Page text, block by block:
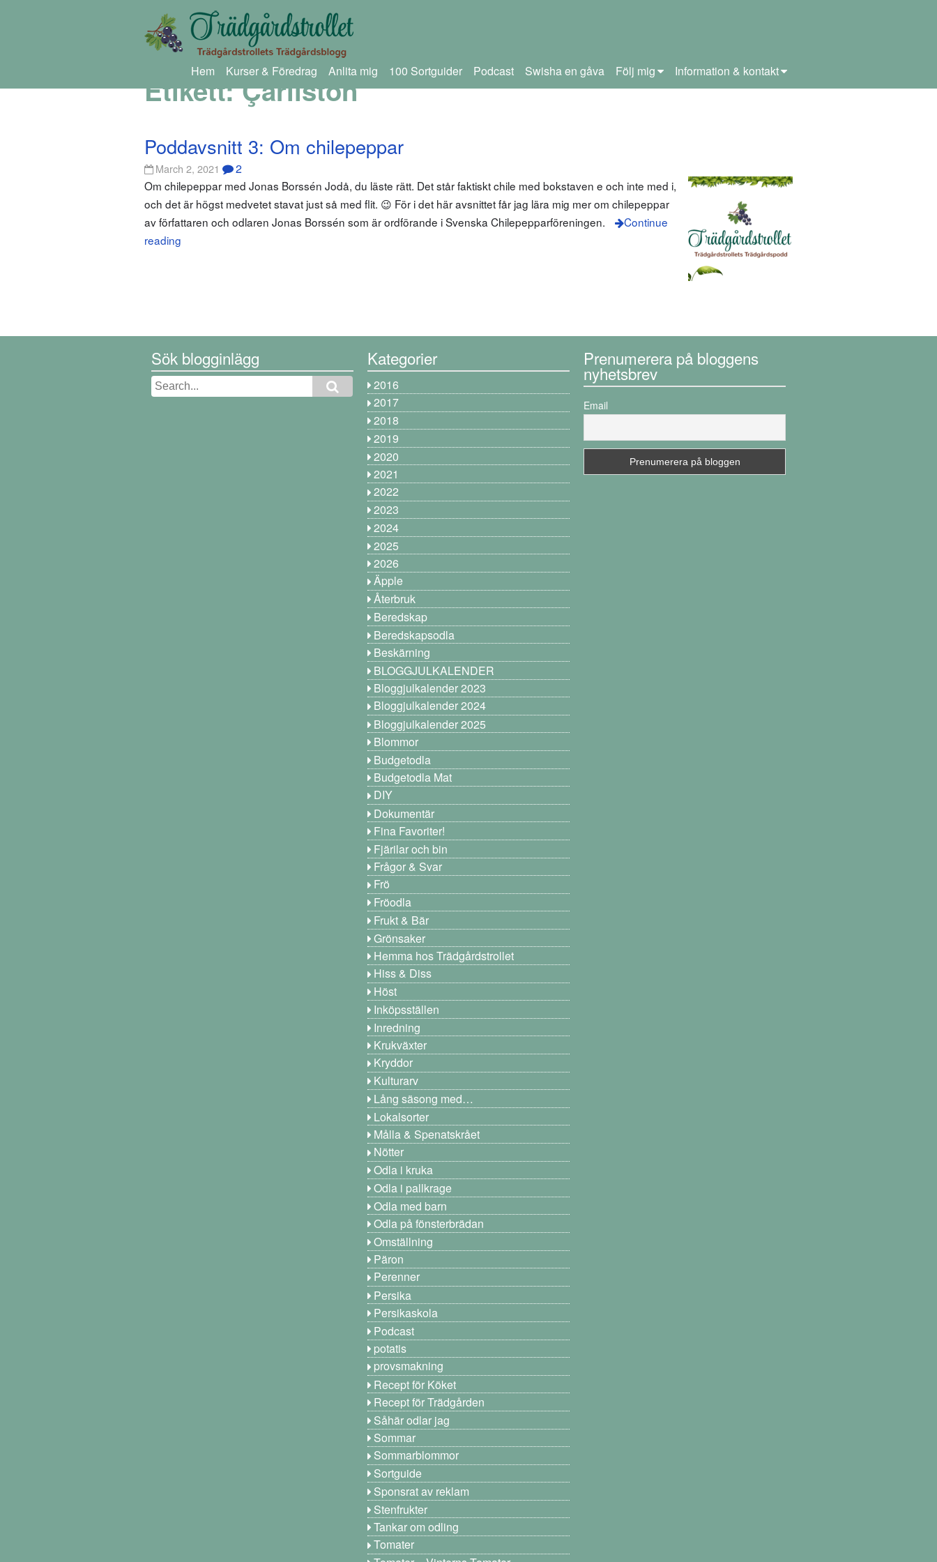
Hem Kurser & Föredrag Anlita mig 100 Sortguider Podcast Swisha en gåva Följ mig Information & kontakt
Etikett:Çarliston
Poddavsnitt 3: Om chilepeppar
March 2, 2021 2
Om chilepeppar med Jonas Borssén Jodå, du läste rätt. Det står faktiskt chile med bokstaven e och inte med i,
och det är högst medvetet stavat just så med flit. 😉 För i det här avsnittet får jag lära mig mer om chilepeppar
av författaren och odlaren Jonas Borssén som är ordförande i Svenska Chilepepparföreningen.
Continue
reading
Sök blogginlägg Kategorier
2016
2017
2018
2019
2020
2021
2022
2023
2024
2025
2026
Äpple
Återbruk
Beredskap
Beredskapsodla
Beskärning
BLOGGJULKALENDER
Bloggjulkalender 2023
Bloggjulkalender 2024
Bloggjulkalender 2025
Blommor
Budgetodla
Budgetodla Mat
DIY
Dokumentär
Fina Favoriter!
Fjärilar och bin
Frågor & Svar
Frö
Fröodla
Frukt & Bär
Grönsaker
Hemma hos Trädgårdstrollet
Hiss & Diss
Höst
Inköpsställen
Inredning
Krukväxter
Kryddor
Kulturarv
Lång säsong med…
Lokalsorter
Målla & Spenatskrået
Nötter
Odla i kruka
Odla i pallkrage
Odla med barn
Odla på fönsterbrädan
Omställning
Päron
Perenner
Persika
Persikaskola
Podcast
potatis
provsmakning
Recept för Köket
Recept för Trädgården
Såhär odlar jag
Sommar
Sommarblommor
Sortguide
Sponsrat av reklam
Stenfrukter
Tankar om odling
Tomater
Prenumerera på bloggens
nyhetsbrev
Email